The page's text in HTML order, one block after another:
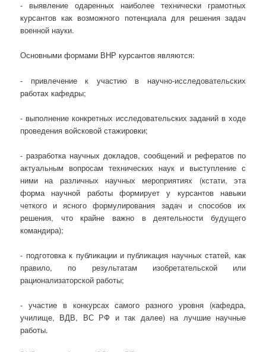
- выявление одаренных наиболее технически грамотных
курсантов как возможного потенциала для решения задач
военной науки.
Основными формами ВНР курсантов являются:
- привлечение к участию в научно-исследовательских
работах кафедры;
- выполнение конкретных исследовательских заданий в ходе
проведения войсковой стажировки;
- разработка научных докладов, сообщений и рефератов по
актуальным вопросам технических наук и выступление с
ними на различных научных мероприятиях (кстати, эта
форма научной работы формирует у курсантов навыки
четкого и ясного формулирования задач и способов их
решения, что крайне важно в деятельности будущего
командира);
- подготовка к публикации и публикация научных статей, как
правило, по результатам изобретательской или
рационализаторской работы;
- участие в конкурсах самого разного уровня (кафедра,
училище, ВДВ, ВС РФ и так далее) на лучшие научные
работы.